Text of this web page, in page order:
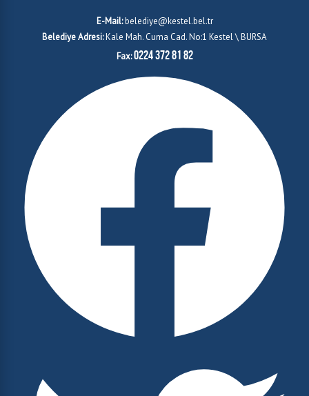
E-Mail:belediye@kestel.bel.tr
Belediye Adresi:Kale Mah. Cuma Cad. No:1 Kestel \ BURSA
Fax:0224 372 81 82